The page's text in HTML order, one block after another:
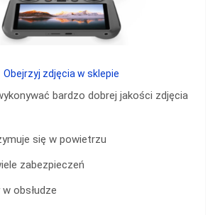
bardzo dobrej jakości zdjęcia
się w powietrzu
zabezpieczeń
obsłudze
Obejrzyj zdjęcia w sklepie